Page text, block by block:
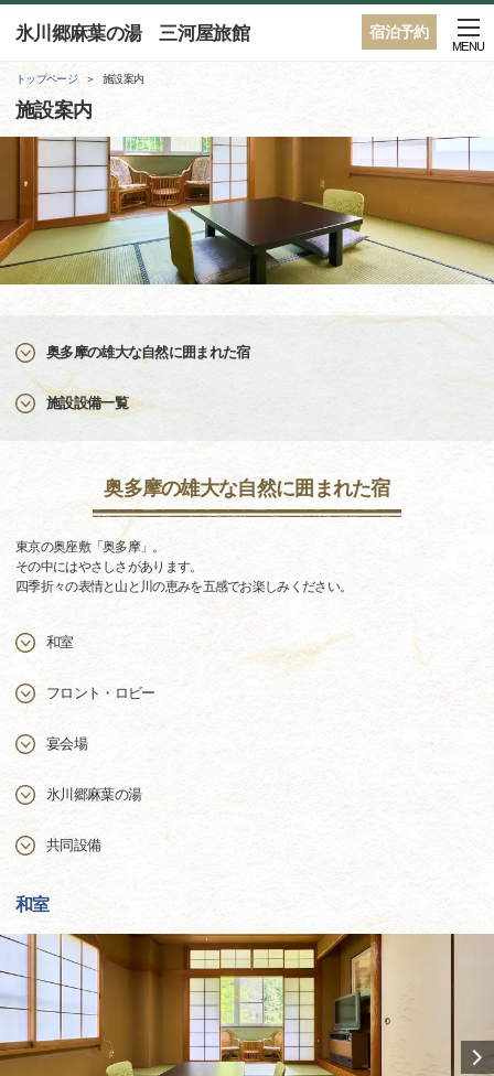
宿泊予約
氷川郷麻葉の湯 三河屋旅館
MENU
トップページ 施設案内
施設案内
奥多摩の雄大な自然に囲まれた宿
施設設備一覧
奥多摩の雄大な自然に囲まれた宿
東京の奥座敷「奥多摩」。
その中にはやさしさがあります。
四季折々の表情と山と川の恵みを五感でお楽しみください。
和室
フロント・ロビー
宴会場
氷川郷麻葉の湯
共同設備
和室